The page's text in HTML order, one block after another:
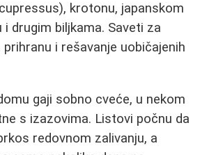
krotonu, japanskom
drugim biljkama. Saveti za
i rešavanje uobičajenih
gaji sobno cveće, u nekom
s izazovima. Listovi počnu da
redovnom zalivanju, a